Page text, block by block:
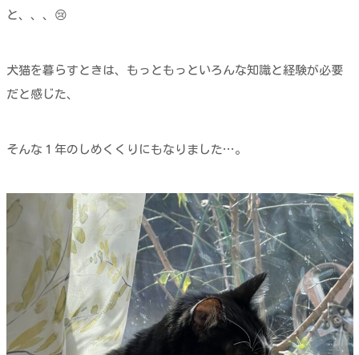
と、、、😢
犬猫を暮らすときは、もっともっといろんな知識と経験が必要
だと感じた、
そんな１年のしめくくりにもなりました…。